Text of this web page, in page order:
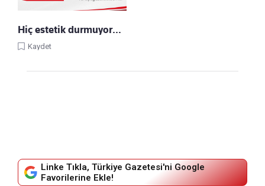
Hiç estetik durmuyor…
Kaydet
Linke Tıkla, Türkiye Gazetesi'ni Google
Favorilerine Ekle!